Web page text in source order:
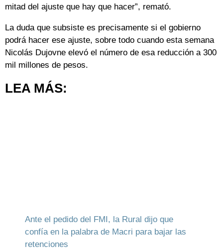
mitad del ajuste que hay que hacer”, remató.
La duda que subsiste es precisamente si el gobierno
podrá hacer ese ajuste, sobre todo cuando esta semana
Nicolás Dujovne elevó el número de esa reducción a 300
mil millones de pesos.
LEA MÁS:
Ante el pedido del FMI, la Rural dijo que
confía en la palabra de Macri para bajar las
retenciones